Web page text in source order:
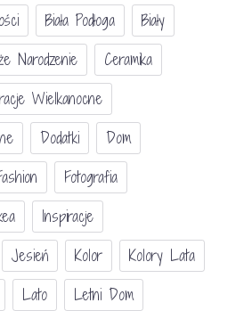
Biała Podłoga
Biały
Narodzenie
Ceramika
Wielkanocne
Dodatki
Dom
Fotografia
Inspiracje
Jesień Kolor
Kolory Lata
Lato
Letni Dom